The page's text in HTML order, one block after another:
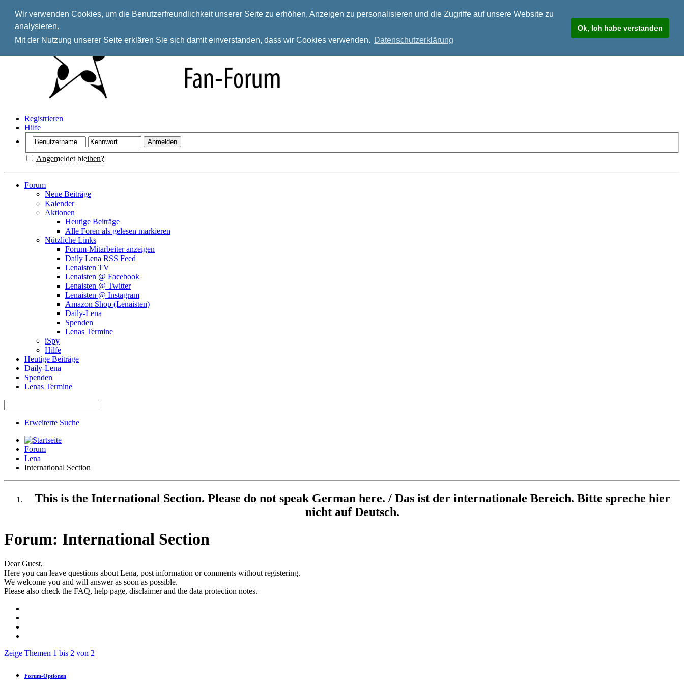
Wir verwenden Cookies, um die Benutzerfreundlichkeit unserer Seite zu erhöhen, Anzeigen zu personalisieren und die Zugriffe auf unsere Website zu
analysieren.
Mit der Nutzung unserer Seite erklären Sie sich damit einverstanden, dass wir Cookies verwenden. Datenschutzerklärung
Ok, Ich habe verstanden
Registrieren
Hilfe
Angemeldet bleiben?
Forum
Neue Beiträge
Kalender
Aktionen
Heutige Beiträge
Alle Foren als gelesen markieren
Nützliche Links
Forum-Mitarbeiter anzeigen
Daily Lena RSS Feed
Lenaisten TV
Lenaisten @ Facebook
Lenaisten @ Twitter
Lenaisten @ Instagram
Amazon Shop (Lenaisten)
Daily-Lena
Spenden
Lenas Termine
iSpy
Hilfe
Heutige Beiträge
Daily-Lena
Spenden
Lenas Termine
Erweiterte Suche
Forum
Lena
International Section
This is the International Section. Please do not speak German here. / Das ist der internationale Bereich. Bitte spreche hier
nicht auf Deutsch.
Forum: International Section
Dear Guest,
Here you can leave questions about Lena, post information or comments without registering.
We welcome you and will answer as soon as possible.
Please also check the FAQ, help page, disclaimer and the data protection notes.
Zeige Themen 1 bis 2 von 2
Forum-Optionen